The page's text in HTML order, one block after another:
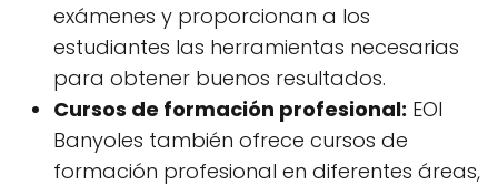
exámenes y proporcionan a los
estudiantes las herramientas necesarias
para obtener buenos resultados.
Cursos de formación profesional: EOI
Banyoles también ofrece cursos de
formación profesional en diferentes áreas,